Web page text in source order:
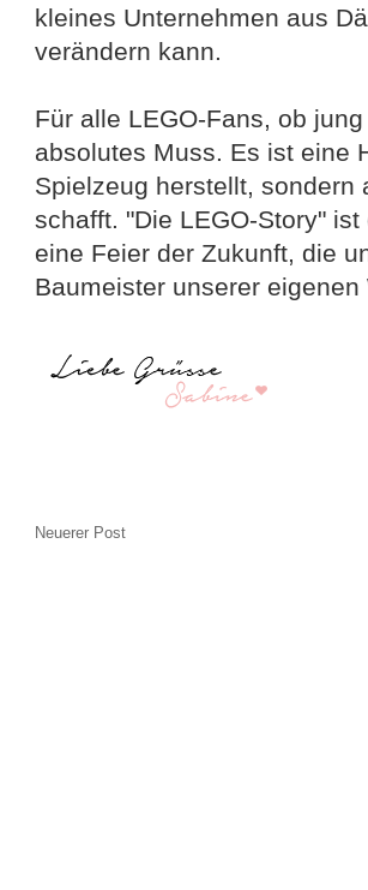
kleines Unternehmen aus
verändern kann.
Für alle LEGO-Fans, ob
absolutes Muss. Es ist eine
Spielzeug herstellt, sondern
schafft. "Die LEGO-Story"
eine Feier der Zukunft, die
Baumeister unserer eigenen
Neuerer Post